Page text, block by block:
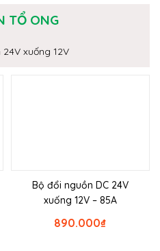
TỔ ONG
24V xuống 12V
Bộ đổi nguồn DC 24V
xuống 12V – 85A
₫
890.000